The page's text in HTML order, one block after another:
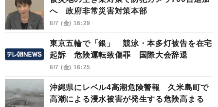
へ 政府非常災害対策本部
8/7 (金) 16:29
東京五輪で「銀」 競泳・本多灯被告を在宅
起訴 危険運転致傷罪 国際大会辞退
8/7 (金) 16:25
沖縄県にレベル4高潮危険警報 久米島町で
高潮による浸水被害が発生する危険高まる